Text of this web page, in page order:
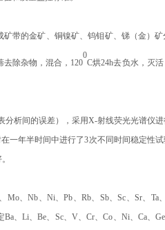
带的金矿、铜镍矿、钨钼矿、锑（金）
去除杂物，混合，120
0
C烘24h去负水，灭
析间的误差），采用X-射线荧光光谱仪
一年半时间中进行了3次不同时间稳定性
、Nb、Ni、Pb、Rb、Sb、Sc、Sr、Ta
、Li、Be、Sc、V、Cr、Co、Ni、Ca、Ge